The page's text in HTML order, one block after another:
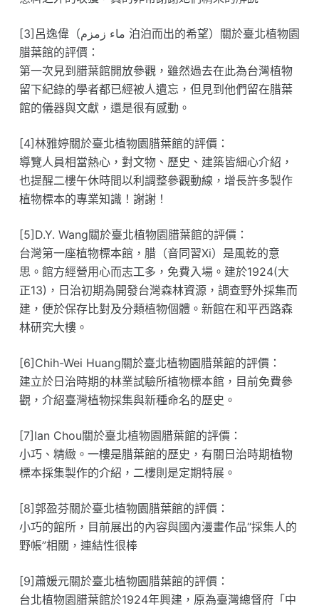
[3]呂逸偉（‫泊泊而出的希望 ماء زمزم‬‎）關於臺北植物園
腊葉館的評價：
第一次見到腊葉館開放參觀，雖然過去在此為台灣植物
留下紀錄的學者都已經被人遺忘，但見到他們留在腊葉
館的儀器與文獻，還是很有感動。
[4]林雅婷關於臺北植物園腊葉館的評價：
導覽人員相當熱心，對文物、歷史、建築皆細心介紹，
也提醒二樓午休時間以利調整參觀動線，增長許多製作
植物標本的專業知識！謝謝！
[5]D.Y. Wang關於臺北植物園腊葉館的評價：
台灣第一座植物標本館，腊（音同習Xi）是風乾的意
思。館方經營用心而志工多，免費入場。建於1924(大
正13)，日治初期為開發台灣森林資源，調查野外採集而
建，便於保存比對及分類植物個體。新館在和平西路森
林研究大樓。
[6]Chih-Wei Huang關於臺北植物園腊葉館的評價：
建立於日治時期的林業試驗所植物標本館，目前免費參
觀，介紹臺灣植物採集與新種命名的歷史。
[7]Ian Chou關於臺北植物園腊葉館的評價：
小巧、精緻。一樓是腊葉館的歷史，有關日治時期植物
標本採集製作的介紹，二樓則是定期特展。
[8]郭盈芬關於臺北植物園腊葉館的評價：
小巧的館所，目前展出的內容與國內漫畫作品“採集人的
野帳”相關，連結性很棒
[9]蕭媛元關於臺北植物園腊葉館的評價：
台北植物園腊葉館於1924年興建，原為臺灣總督府「中